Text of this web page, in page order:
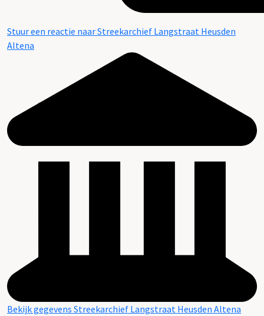
Stuur een reactie naar Streekarchief Langstraat Heusden
Altena
Bekijk gegevens Streekarchief Langstraat Heusden Altena